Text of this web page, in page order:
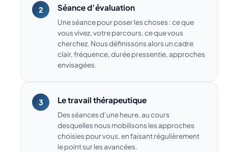
Séance d’évaluation
Une séance pour poser les choses : ce que
vous vivez, votre parcours, ce que vous
cherchez. Nous définissons alors un cadre
clair, fréquence, durée pressentie, approches
envisagées.
Le travail thérapeutique
Des séances d’une heure, au cours
desquelles nous mobilisons les approches
choisies pour vous, en faisant régulièrement
le point sur les avancées.